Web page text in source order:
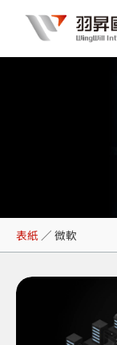
を
微軟
表紙 ／ 微軟